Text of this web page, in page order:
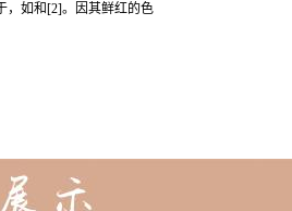
，如和[2]。因其鲜红的色